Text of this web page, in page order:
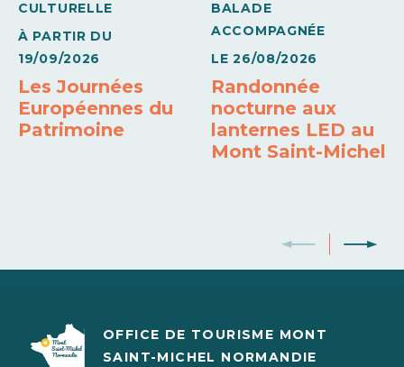
Lave vaisselle Sèche linge privatif
CULTURELLE
À PARTIR DU
19/09/2026
Les Journées
Européennes du
Patrimoine
BALADE
ACCOMPAGNÉE
LE 26/08/2026
Randonnée
nocturne aux
lanternes LED au
Mont Saint-Michel
OFFICE DE TOURISME MONT
SAINT-MICHEL NORMANDIE